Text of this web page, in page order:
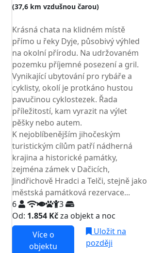
(37,6 km vzdušnou čarou)
Krásná chata na klidném místě
přímo u řeky Dyje, působivý výhled
na okolní přírodu. Na udržovaném
pozemku příjemné posezení a gril.
Vynikající ubytování pro rybáře a
cyklisty, okolí je protkáno hustou
pavučinou cyklostezek. Řada
příležitostí, kam vyrazit na výlet
pěšky nebo autem.
K nejoblíbenějším jihočeským
turistickým cílům patří nádherná
krajina a historické památky,
zejména zámek v Dačicích,
Jindřichově Hradci a Telči, stejně jako
městská památková rezervace...
6
3
Od: 1.854 Kčza objekt a noc
Více o
objektu
Uložit na
později